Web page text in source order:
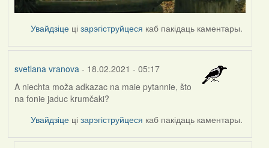
Увайдзіце цізарэгіструйцеся каб пакідаць каментары.
svetlana vranova - 18.02.2021 - 05:17
A niechta moža adkazac na maie pytannie, što
na fonie jaduc krumčaki?
Увайдзіце цізарэгіструйцеся каб пакідаць каментары.